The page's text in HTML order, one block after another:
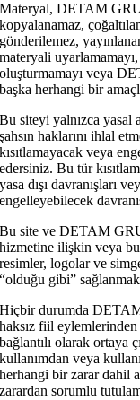
Materyal, DETAM
kopyalanamaz,
gönderilemez,
materyali
oluşturmamayı veya
başka herhangi bir
Bu siteyi yalnızca yasal
şahsın haklarını ihlal
kısıtlamayacak veya
edersiniz. Bu tür
yasa dışı davranışları
engelleyebilecek
Bu site ve DETAM
hizmetine ilişkin veya
resimler, logolar ve
“olduğu gibi”
Hiçbir durumda
haksız fiil
bağlantılı olarak ortaya
kullanımdan veya
herhangi bir zarar dahil
zarardan sorumlu